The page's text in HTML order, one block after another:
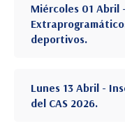
Miércoles 01 Abril
deportivos.
Lunes 13 Abril -
del CAS 2026.